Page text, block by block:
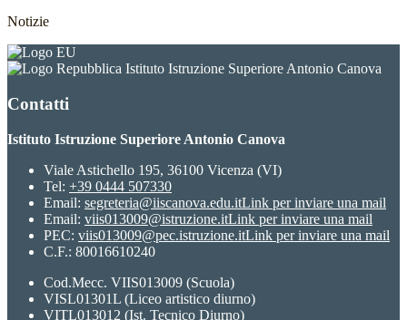
Notizie
Istituto Istruzione Superiore Antonio Canova
Contatti
Istituto Istruzione Superiore Antonio Canova
Viale Astichello 195, 36100 Vicenza (VI)
Tel: +39 0444 507330
Email: segreteria@iiscanova.edu.itLink per inviare una mail
Email: viis013009@istruzione.itLink per inviare una mail
PEC: viis013009@pec.istruzione.itLink per inviare una mail
C.F.: 80016610240
Cod.Mecc. VIIS013009 (Scuola)
VISL01301L (Liceo artistico diurno)
VITL013012 (Ist. Tecnico Diurno)